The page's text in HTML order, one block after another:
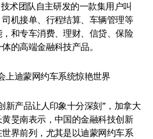
术团队自主研发的一款集用户叫
机接单、行程结算、车辆管理等
和专车消费、理财、信贷、保险
的高端金融科技产品。
新产品让人印象十分深刻”，加拿大
旻南表示，中国的金融科技创新
界前列，尤其是以迪蒙网约车系